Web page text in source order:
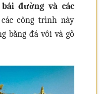
đường và các
công trình này
bằng đá vôi và gỗ